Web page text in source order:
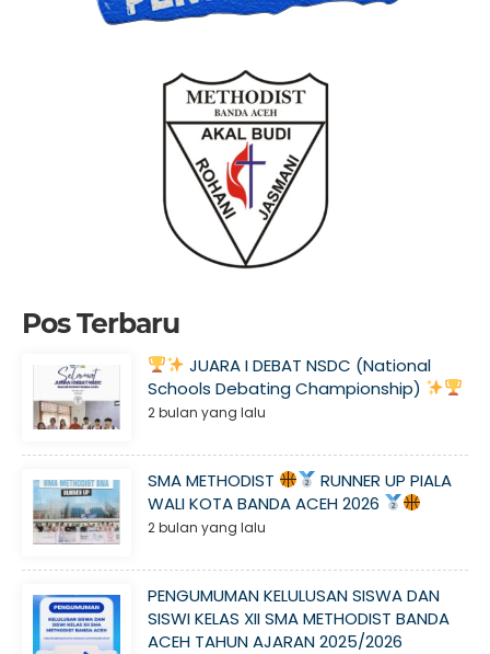
Pos Terbaru
JUARA I DEBAT NSDC (National
Schools Debating Championship)
2 bulan yang lalu
SMA METHODIST
RUNNER UP PIALA
WALI KOTA BANDA ACEH 2026
2 bulan yang lalu
PENGUMUMAN KELULUSAN SISWA DAN
SISWI KELAS XII SMA METHODIST BANDA
ACEH TAHUN AJARAN 2025/2026